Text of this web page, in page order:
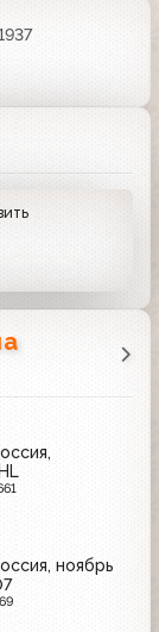
ноябрь